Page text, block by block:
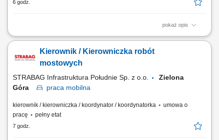
6 godz.
pokaż opis
Wykonywanie prac ogólnobudowlanych przy realizacji inwestycji.
wykończeniowych. Usuwanie usterek i wykonywanie bieżących napraw
budowlanych. Realizacja zadań zgodnie z wytycznymi przełożonego
Kierownik / Kierowniczka robót
mostowych
STRABAG Infrastruktura Południe Sp. z o.o.
Zielona
Góra
praca mobilna
kierownik / kierowniczka / koordynator / koordynatorka
umowa o
pracę
pełny etat
7 godz.